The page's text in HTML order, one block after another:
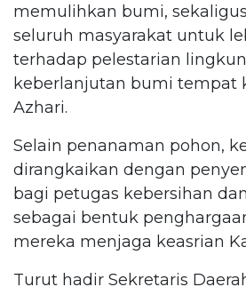
memulihkan bumi,
seluruh masyarakat untuk
terhadap pelestarian
keberlanjutan bumi tempat
Azhari.
Selain penanaman pohon,
dirangkaikan dengan
bagi petugas kebersihan
sebagai bentuk
mereka menjaga keasrian
Turut hadir Sekretaris